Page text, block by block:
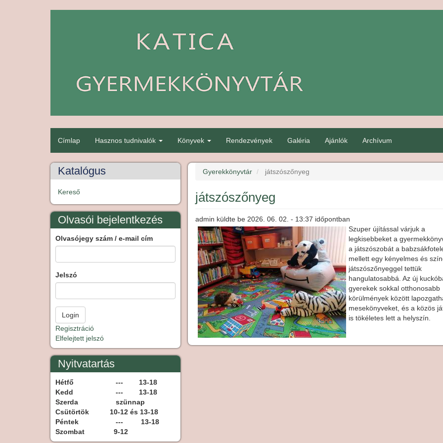
gyerekmenü
Címlap Hasznos tudnivalók Könyvek Rendezvények Galéria Ajánlók Archívum
Katalógus
Kereső
Olvasói bejelentkezés
Olvasójegy szám / e-mail cím
Jelszó
Regisztráció
Elfelejtett jelszó
Nyitvatartás
Hétfő
--- 13-18
Kedd
--- 13-18
Szerda
szünnap
Csütörtök
10-12 és 13-18
Péntek
--- 13-18
Szombat
9-12
Gyerekkönyvtár játszószőnyeg
játszószőnyeg
admin küldte be 2026. 06. 02. - 13:37 időpontban
Szuper újítással várjuk a
legkisebbeket a
a játszószobát a
mellett egy kényelmes és
játszószőnyeggel tettük
hangulatosabbá. Az új
gyerekek sokkal otthonosabb
körülmények között
mesekönyveket, és a közös
is tökéletes lett a helyszín.